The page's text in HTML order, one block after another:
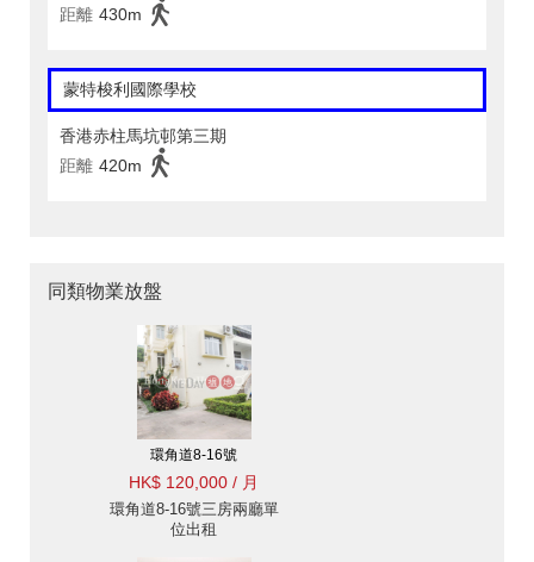
距離 430m
蒙特梭利國際學校
香港赤柱馬坑邨第三期
距離 420m
同類物業放盤
環角道8-16號
HK$ 120,000 / 月
環角道8-16號三房兩廳單
位出租